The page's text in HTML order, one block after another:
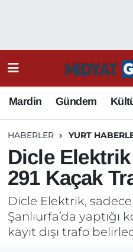
Mardin Gündem
HABERLER YURT
Dicle Elektrik
291 Kaçak
Dicle Elektrik, sadece
Şanlıurfa’da yaptığı
kayıt dışı trafo